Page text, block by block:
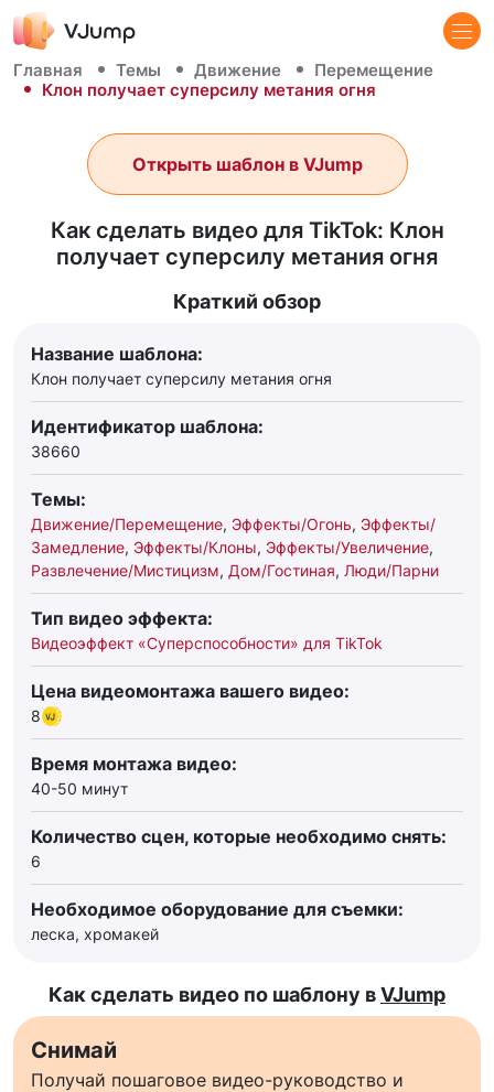
Главная Темы Движение
Перемещение
Клон получает суперсилу метания огня
Как сделать видео для TikTok: Клон
получает суперсилу метания огня
Открыть шаблон в VJump
Краткий обзор
Название шаблона:
Клон получает суперсилу метания огня
Идентификатор шаблона:
38660
Темы:
Движение/Перемещение, Эффекты/Огонь, Эффекты/
Замедление, Эффекты/Клоны, Эффекты/Увеличение,
Развлечение/Мистицизм, Дом/Гостиная, Люди/Парни
Тип видео эффекта:
Видеоэффект «Суперспособности» для TikTok
Цена видеомонтажа вашего видео:
8
Время монтажа видео:
40-50 минут
Количество сцен, которые необходимо снять:
6
Необходимое оборудование для съемки:
леска, хромакей
Как сделать видео по шаблону вVJump
Снимай
Получай пошаговое видео-руководство и